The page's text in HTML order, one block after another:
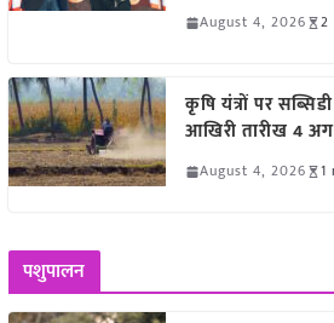
August 4, 2026 2
कृषि यंत्रों पर
आखिरी तारीख 4
August 4, 2026 1
पशुपालन